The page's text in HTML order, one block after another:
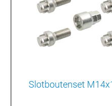
Slotboutenset